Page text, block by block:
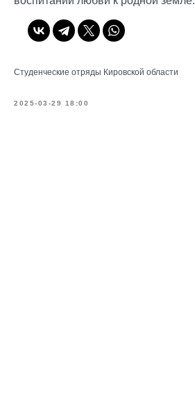
Студенческие отряды Кировской области
2025-03-29 18:00